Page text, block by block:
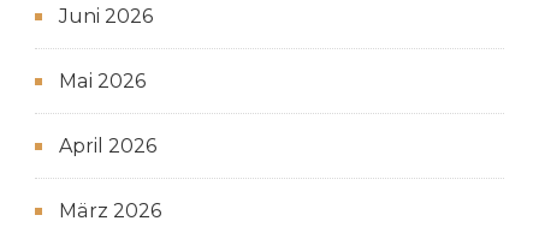
Juni 2026
Mai 2026
April 2026
März 2026